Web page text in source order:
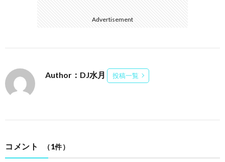
Advertisement
Author：DJ水月 投稿一覧
コメント （1件）